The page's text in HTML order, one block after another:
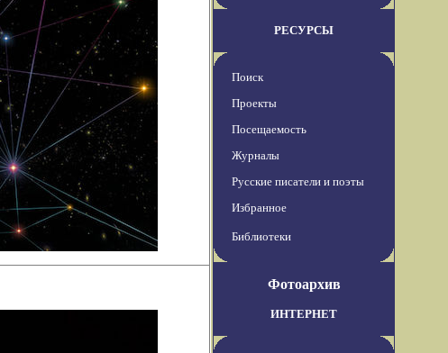
РЕСУРСЫ
Поиск
Проекты
Посещаемость
Журналы
Русские писатели и поэты
Избранное
Библиотеки
Фотоархив
ИНТЕРНЕТ